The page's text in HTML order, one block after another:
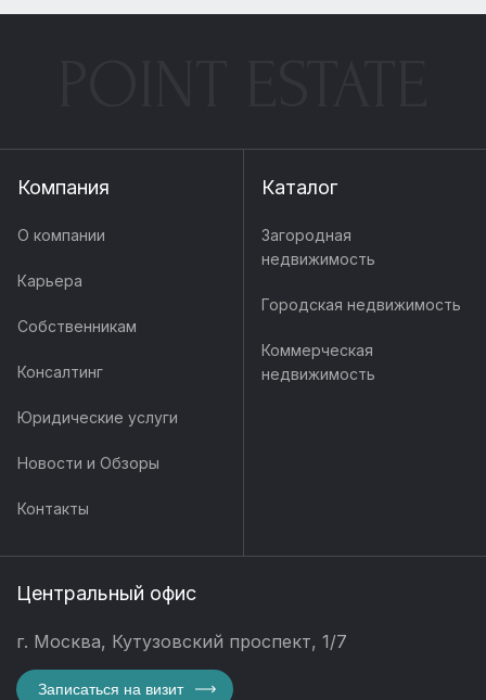
Компания
О компании
Карьера
Собственникам
Консалтинг
Юридические услуги
Новости и Обзоры
Контакты
Каталог
Загородная
недвижимость
Городская недвижимость
Коммерческая
недвижимость
Центральный офис
г. Москва, Кутузовский проспект, 1/7
Записаться на визит